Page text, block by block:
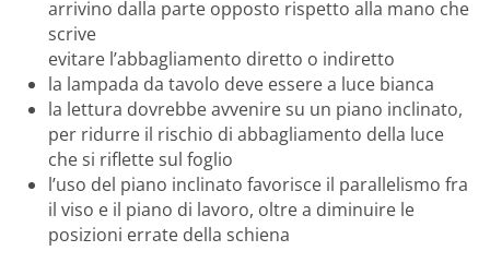
arrivino dalla parte opposto rispetto alla mano che
scrive
evitare l’abbagliamento diretto o indiretto
la lampada da tavolo deve essere a luce bianca
la lettura dovrebbe avvenire su un piano inclinato,
per ridurre il rischio di abbagliamento della luce
che si riflette sul foglio
l’uso del piano inclinato favorisce il parallelismo fra
il viso e il piano di lavoro, oltre a diminuire le
posizioni errate della schiena